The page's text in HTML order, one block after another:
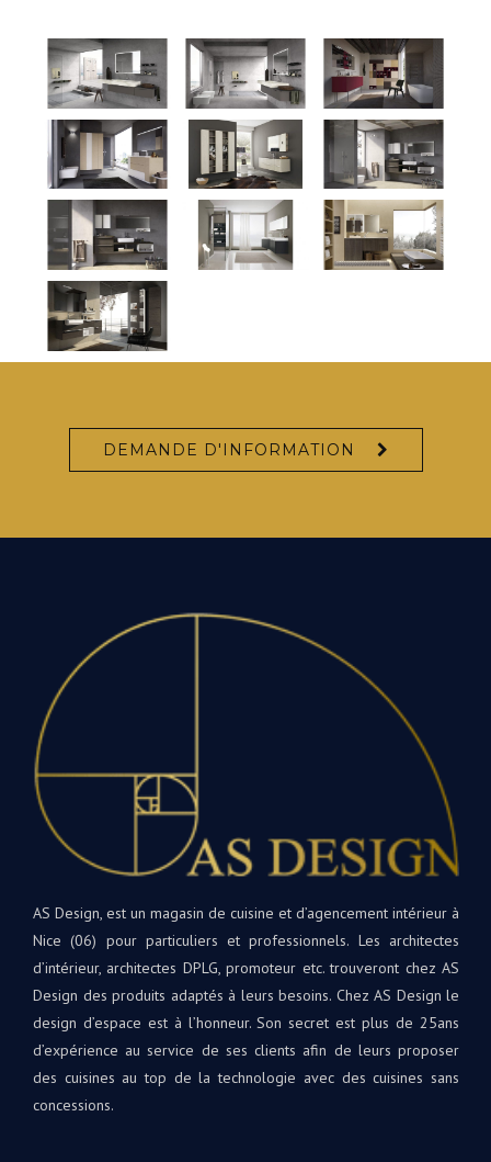
DEMANDE D'INFORMATION
AS Design, est un magasin de cuisine et d’agencement intérieur à
Nice (06) pour particuliers et professionnels. Les architectes
d’intérieur, architectes DPLG, promoteur etc. trouveront chez AS
Design des produits adaptés à leurs besoins. Chez AS Design le
design d’espace est à l’honneur. Son secret est plus de 25ans
d’expérience au service de ses clients afin de leurs proposer
des cuisines au top de la technologie avec des cuisines sans
concessions.